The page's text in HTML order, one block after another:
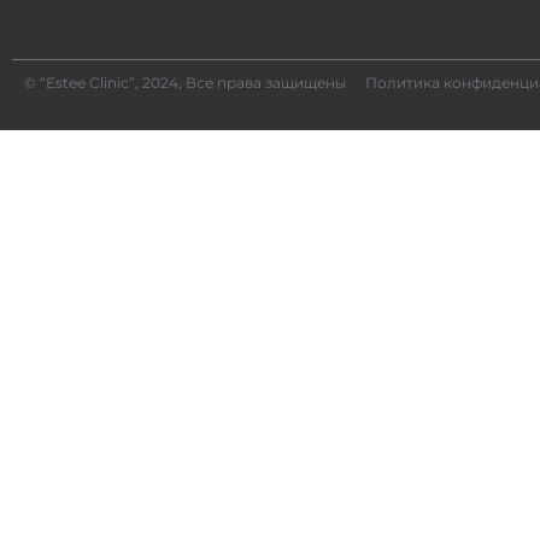
© “Estee Clinic”, 2024, Все права защищены Политика